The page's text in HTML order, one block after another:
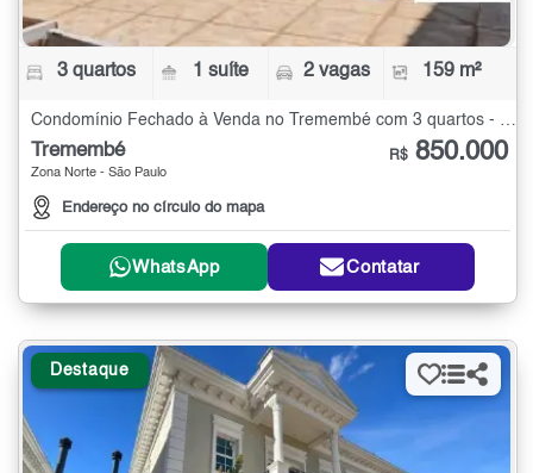
3 quartos 1 suíte 2 vagas 159 m²
Condomínio Fechado à Venda no Tremembé com 3 quartos - 159 m²
Tremembé
Zona Norte - São Paulo
Endereço no círculo do mapa
R$ 850.000
WhatsApp Contatar
Destaque